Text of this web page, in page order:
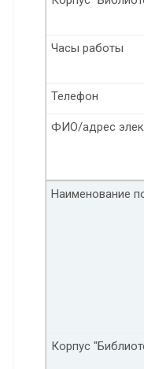
Часы работы
Телефон